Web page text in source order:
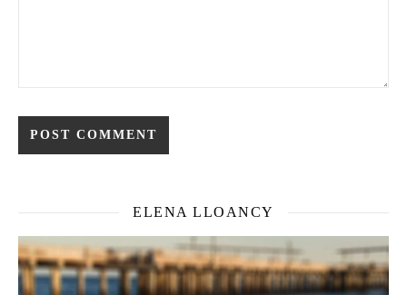
ELENA LLOANCY